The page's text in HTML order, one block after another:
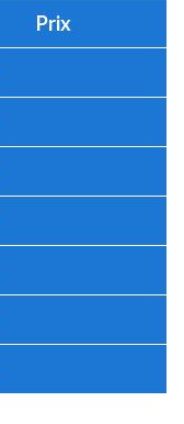
Prix